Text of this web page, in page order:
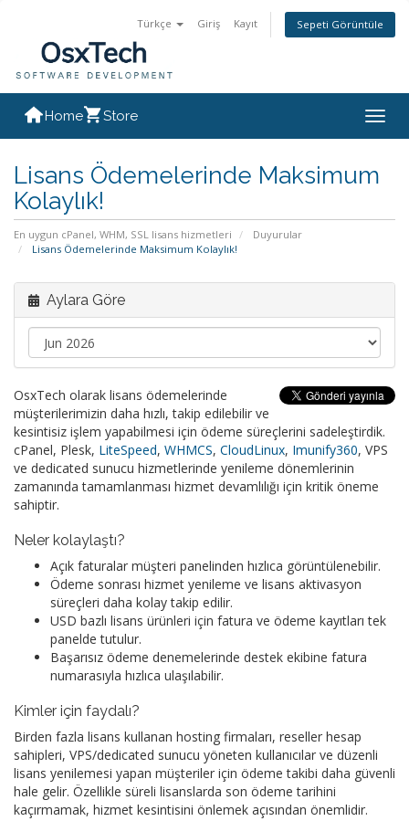
Türkçe Giriş Kayıt Sepeti Görüntüle
Home Store
Lisans Ödemelerinde Maksimum
Kolaylık!
En uygun cPanel, WHM, SSL lisans hizmetleri
Duyurular
Lisans Ödemelerinde Maksimum Kolaylık!
Aylara Göre
OsxTech olarak lisans ödemelerinde
müşterilerimizin daha hızlı, takip edilebilir ve
kesintisiz işlem yapabilmesi için ödeme süreçlerini sadeleştirdik.
cPanel, Plesk, LiteSpeed, WHMCS, CloudLinux, Imunify360, VPS
ve dedicated sunucu hizmetlerinde yenileme dönemlerinin
zamanında tamamlanması hizmet devamlılığı için kritik öneme
sahiptir.
Neler kolaylaştı?
Açık faturalar müşteri panelinden hızlıca görüntülenebilir.
Ödeme sonrası hizmet yenileme ve lisans aktivasyon
süreçleri daha kolay takip edilir.
USD bazlı lisans ürünleri için fatura ve ödeme kayıtları tek
panelde tutulur.
Başarısız ödeme denemelerinde destek ekibine fatura
numarasıyla hızlıca ulaşılabilir.
Kimler için faydalı?
Birden fazla lisans kullanan hosting firmaları, reseller hesap
sahipleri, VPS/dedicated sunucu yöneten kullanıcılar ve düzenli
lisans yenilemesi yapan müşteriler için ödeme takibi daha güvenli
hale gelir. Özellikle süreli lisanslarda son ödeme tarihini
kaçırmamak, hizmet kesintisini önlemek açısından önemlidir.